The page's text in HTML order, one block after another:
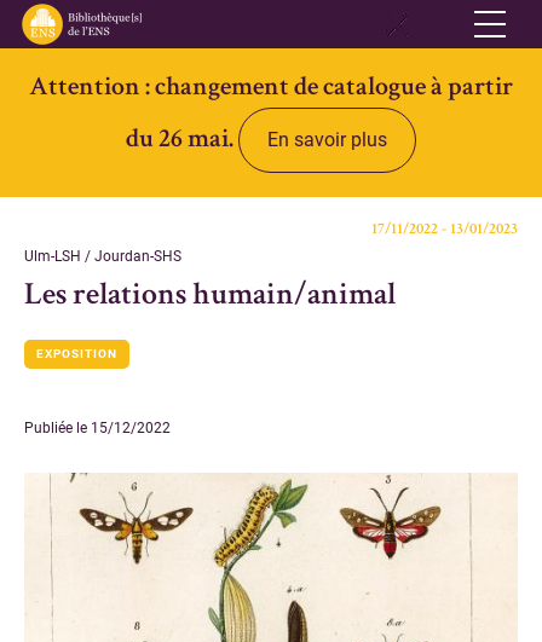
Réseau
Qui sommes-nous
Informations pratiques
Accès ouvert
Bibliothèque des Archives Husserl
Bibliothèque d'archéologie
Centre documentaire du CAPHÉS
Bibliothèque de l'Institut des textes et manuscrits modernes
Attention : changement de catalogue à partir
du 26 mai.
En savoir plus
17/11/2022 - 13/01/2023
Ulm-LSH / Jourdan-SHS
Les relations humain/animal
EXPOSITION
Publiée le 15/12/2022